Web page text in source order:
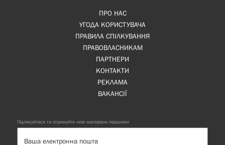
ПРО НАС
УГОДА КОРИСТУВАЧА
ПРАВИЛА СПІЛКУВАННЯ
ПРАВОВЛАСНИКАМ
ПАРТНЕРИ
КОНТАКТИ
РЕКЛАМА
ВАКАНСІЇ
Підписуйтеся та отримуйте нові матеріали першими